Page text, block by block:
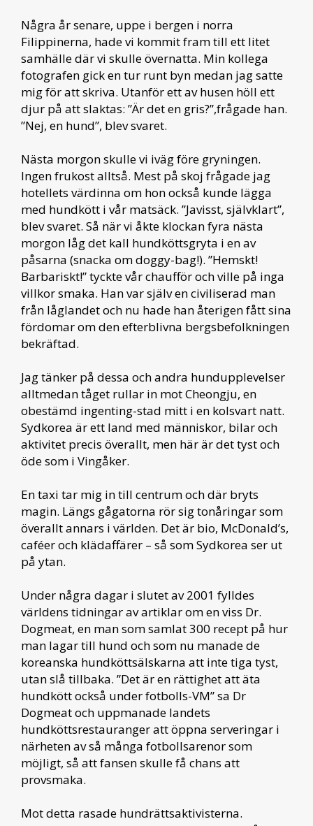
Några år senare, uppe i bergen i norra
Filippinerna, hade vi kommit fram till ett litet
samhälle där vi skulle övernatta. Min kollega
fotografen gick en tur runt byn medan jag satte
mig för att skriva. Utanför ett av husen höll ett
djur på att slaktas: ”Är det en gris?”,frågade han.
”Nej, en hund”, blev svaret.
Nästa morgon skulle vi iväg före gryningen.
Ingen frukost alltså. Mest på skoj frågade jag
hotellets värdinna om hon också kunde lägga
med hundkött i vår matsäck. ”Javisst, självklart”,
blev svaret. Så när vi åkte klockan fyra nästa
morgon låg det kall hundköttsgryta i en av
påsarna (snacka om doggy-bag!). ”Hemskt!
Barbariskt!” tyckte vår chaufför och ville på inga
villkor smaka. Han var själv en civiliserad man
från låglandet och nu hade han återigen fått sina
fördomar om den efterblivna bergsbefolkningen
bekräftad.
Jag tänker på dessa och andra hundupplevelser
alltmedan tåget rullar in mot Cheongju, en
obestämd ingenting-stad mitt i en kolsvart natt.
Sydkorea är ett land med människor, bilar och
aktivitet precis överallt, men här är det tyst och
öde som i Vingåker.
En taxi tar mig in till centrum och där bryts
magin. Längs gågatorna rör sig tonåringar som
överallt annars i världen. Det är bio, McDonald’s,
caféer och klädaffärer – så som Sydkorea ser ut
på ytan.
Under några dagar i slutet av 2001 fylldes
världens tidningar av artiklar om en viss Dr.
Dogmeat, en man som samlat 300 recept på hur
man lagar till hund och som nu manade de
koreanska hundköttsälskarna att inte tiga tyst,
utan slå tillbaka. ”Det är en rättighet att äta
hundkött också under fotbolls-VM” sa Dr
Dogmeat och uppmanade landets
hundköttsrestauranger att öppna serveringar i
närheten av så många fotbollsarenor som
möjligt, så att fansen skulle få chans att
provsmaka.
Mot detta rasade hundrättsaktivisterna.